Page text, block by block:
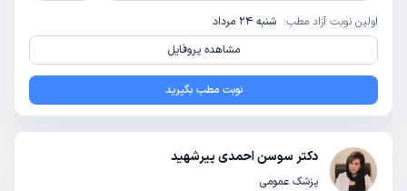
اولین نوبت آزاد مطب: شنبه 24 مرداد
مشاهده پروفایل
نوبت مطب بگیرید
دکتر سوسن احمدی پیرشهید
پزشک عمومی